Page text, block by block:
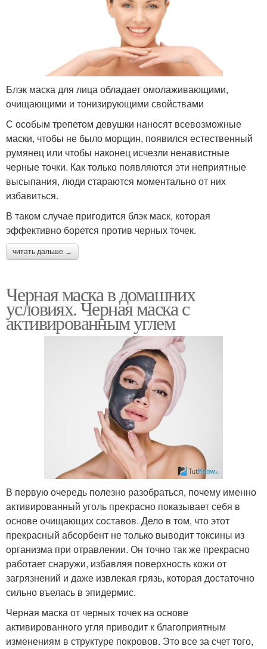
Блэк маска для лица обладает омолаживающими,
очищающими и тонизирующими свойствами
С особым трепетом девушки наносят всевозможные
маски, чтобы не было морщин, появился естественный
румянец или чтобы наконец исчезли ненавистные
черные точки. Как только появляются эти неприятные
высыпания, люди стараются моментально от них
избавиться.
В таком случае пригодится блэк маск, которая
эффективно борется против черных точек.
читать дальше →
Черная маска в домашних
условиях. Черная маска с
активированным углем
В первую очередь полезно разобраться, почему именно
активированный уголь прекрасно показывает себя в
основе очищающих составов. Дело в том, что этот
прекрасный абсорбент не только выводит токсины из
организма при отравлении. Он точно так же прекрасно
работает снаружи, избавляя поверхность кожи от
загрязнений и даже извлекая грязь, которая достаточно
сильно въелась в эпидермис.
Черная маска от черных точек на основе
активированного угля приводит к благоприятным
изменениям в структуре покровов. Это все за счет того,